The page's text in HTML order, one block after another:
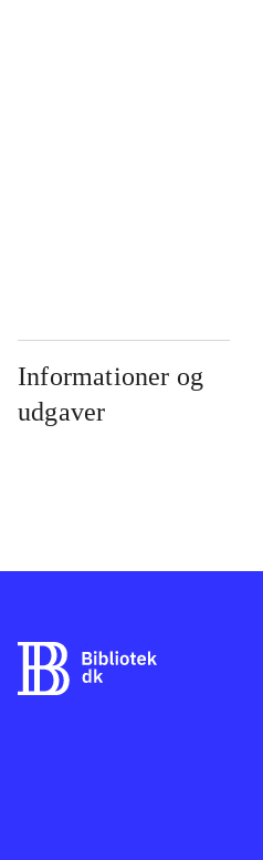
Informationer og
udgaver